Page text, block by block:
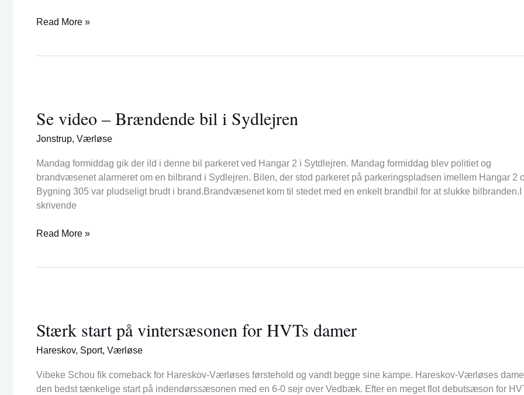
Read More »
Se video – Brændende bil i Sydlejren
Jonstrup, Værløse
Mandag formiddag gik der ild i denne bil parkeret ved Hangar 2 i Sytdlejren. Mandag formiddag blev politiet og
brandvæsenet alarmeret om en bilbrand i Sydlejren. Bilen, der stod parkeret på parkeringspladsen imellem Hangar 2
Bygning 305 var pludseligt brudt i brand.Brandvæsenet kom til stedet med en enkelt brandbil for at slukke bilbranden.I
skrivende
–
Brændende
bil
Sydlejren
Read More »
Stærk start på vintersæsonen for HVTs damer
Hareskov, Sport, Værløse
Vibeke Schou fik comeback for Hareskov-Værløses førstehold og vandt begge sine kampe. Hareskov-Værløses
den bedst tænkelige start på indendørssæsonen med en 6-0 sejr over Vedbæk. Efter en meget flot debutsæson for
på
vintersæsonen
for
damer